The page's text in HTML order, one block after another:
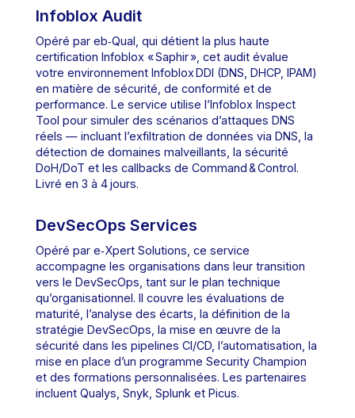
Infoblox Audit
Opéré par eb‑Qual, qui détient la plus haute
certification Infoblox « Saphir », cet audit évalue
votre environnement Infoblox DDI (DNS, DHCP, IPAM)
en matière de sécurité, de conformité et de
performance. Le service utilise l’Infoblox Inspect
Tool pour simuler des scénarios d’attaques DNS
réels — incluant l’exfiltration de données via DNS, la
détection de domaines malveillants, la sécurité
DoH/DoT et les callbacks de Command & Control.
Livré en 3 à 4 jours.
DevSecOps Services
Opéré par e‑Xpert Solutions, ce service
accompagne les organisations dans leur transition
vers le DevSecOps, tant sur le plan technique
qu’organisationnel. Il couvre les évaluations de
maturité, l’analyse des écarts, la définition de la
stratégie DevSecOps, la mise en œuvre de la
sécurité dans les pipelines CI/CD, l’automatisation, la
mise en place d’un programme Security Champion
et des formations personnalisées. Les partenaires
incluent Qualys, Snyk, Splunk et Picus.